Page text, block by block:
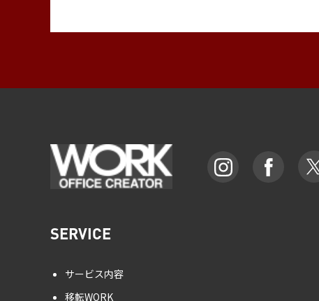
SERVICE
サービス内容
移転WORK